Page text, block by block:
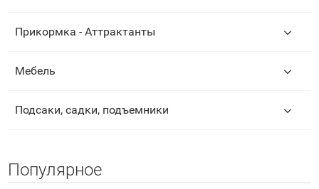
Прикормка - Аттрактанты
Мебель
Подсаки, садки, подъемники
Популярное